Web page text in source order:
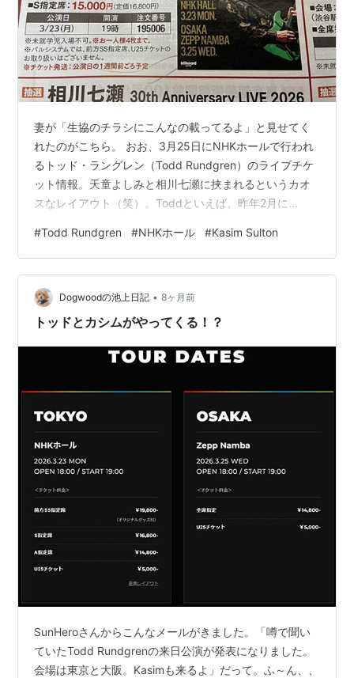
妻が「生協のチラシにこんなの載ってるよ」と見せてく
れたのがこちら。 おお、3月25日にNHKホールで行われ
るトッド・ラングレン（Todd Rundgren）のライブチケ
ット情報。天童よしみと相川七瀬に挟まれるというカオ
スなレイアウト（笑）。Toddといえば、昨年2月に
今も鮮明に蘇りますが、今回はベースにカシム・サルト
ン（Kasim Sulton）が来るという情報をゲット。ついで
にコンサートチケットもSunHero さんからゲット（あ
っ、もちろんコトラ送金で支払い済みです） 一方、2月
も仕事は波乱続きで土日は全て出…
#Todd Rundgren #NHKホール #Kasim Sulton
Dogwoodの池上日記 • 8ヶ月前
トッドとカシムがやってくる！？
SunHeroさんからこんなメールがきました。「噂で聞い
ていたTodd Rundgrenの来日公演が発表になりました。
会場は東京と大阪。Kasimも来るよ」だって。ふ～ん、、